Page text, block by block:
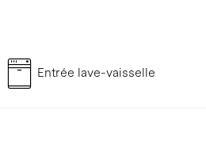
Entrée lave-vaisselle